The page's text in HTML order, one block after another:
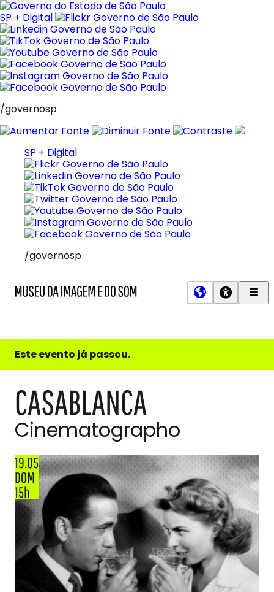
Pular
para
o
conteúdo
SP + Digital
/governosp
SP + Digital
/governosp
e
do
Este evento já passou.
CASABLANCA
Cinematographo
19.05
DOM
15h